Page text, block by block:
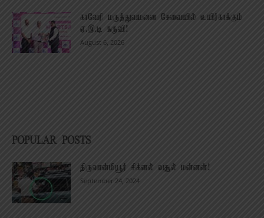
காவேரி மருத்துவமனை சேவையில் உயிர்காக்கும்
ஏ.இ.டி கருவி!
August 6, 2026
POPULAR POSTS
திருவான்மியூர் சிக்னல் வசூல் மன்னன்!
September 24, 2024